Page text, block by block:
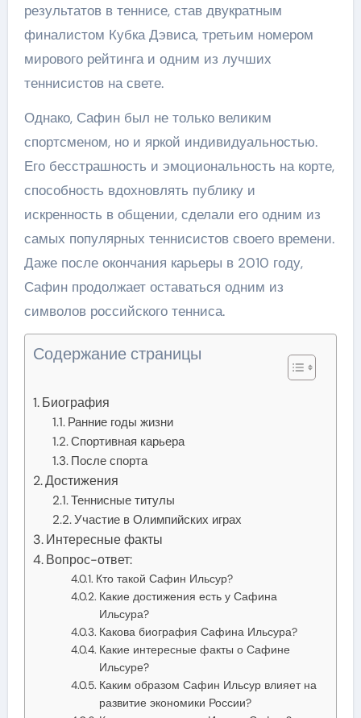
результатов в теннисе, став двукратным
финалистом Кубка Дэвиса, третьим номером
мирового рейтинга и одним из лучших
теннисистов на свете.
Однако, Сафин был не только великим
спортсменом, но и яркой индивидуальностью.
Его бесстрашность и эмоциональность на корте,
способность вдохновлять публику и
искренность в общении, сделали его одним из
самых популярных теннисистов своего времени.
Даже после окончания карьеры в 2010 году,
Сафин продолжает оставаться одним из
символов российского тенниса.
Содержание страницы
Биография
Ранние годы жизни
Спортивная карьера
После спорта
Достижения
Теннисные титулы
Участие в Олимпийских играх
Интересные факты
Вопрос-ответ:
Кто такой Сафин Ильсур?
Какие достижения есть у Сафина
Ильсура?
Какова биография Сафина Ильсура?
Какие интересные факты о Сафине
Ильсуре?
Каким образом Сафин Ильсур влияет на
развитие экономики России?